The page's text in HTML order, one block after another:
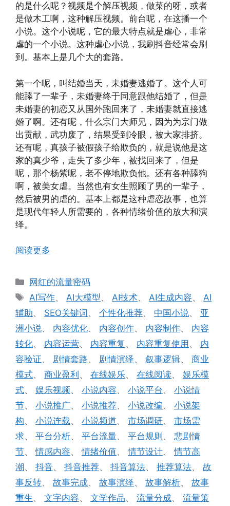
的是什么呢？视频是个解压视频，做菜的呀，或者
是做木工啊，这种解压视频。前台呢，在这播一个
小说。这个小说呢，它的最大特点就是虐心，非常
虐的一个小说。这种虐心小说，我刷抖音经常会刷
到。基本上是几个大的套路。
第一个呢，叫结婚当天，未婚妻逃婚了。这个人可
能舔了一辈子，未婚妻终于同意跟他结婚了，但是
未婚妻的初恋又从国外跑回来了，未婚妻就直接逃
婚了啊。还有呢，什么宗门大师兄，因为为宗门做
出贡献，武功废了，结果受到冷眼，被大家排挤。
还有呢，真孩子被假孩子给欺负的，就是说他是这
家的真少爷，走失了多少年，被找回来了，但是
呢，那个杨紫呢，老不停地欺负他。还有各种舔狗
啊，被美女虐。当然也有女生照顾了男的一辈子，
然后被男的虐的。基本上都是这种虐恋故事，也算
是现代年轻人所需要的，各种情绪价值的放大和演
绎。
阅读更多
分
类
网红的流量密码
标
签
AI写作、AI大模型、AI技术、AI生成内容、AI
辅助、 SEO关键词 、 个性化推荐、 中国小说、 亚
洲小说、 内容优化、 内容创作、 内容制作、 内容
转化、 内容运营、 内容重复 、 内容重复使用 、 内
容验证、 剧情套路、 剧情演绎、 叙事逻辑、 商业
模式、 商业盈利 、 在线娱乐、 在线阅读、 娱乐模
式、 娱乐视频、 小说内容、 小说平台 、 小说情
节、 小说推广、 小说推荐、 小说改编、 小说架
构、 小说连载、 小说频道、 市场调研、 市场需
求、 平台分析、 平台流量、 平台规则 、 悲剧情
节、情感内容、情绪价值、情节设计、情节高
潮 、 抖音、 抖音推荐、 抖音算法、 推荐算法、 故
事反转、 故事完成、 故事演绎、 故事解析、 故事
重生 、 文字内容、 文学作品、 流量分成、 流量策